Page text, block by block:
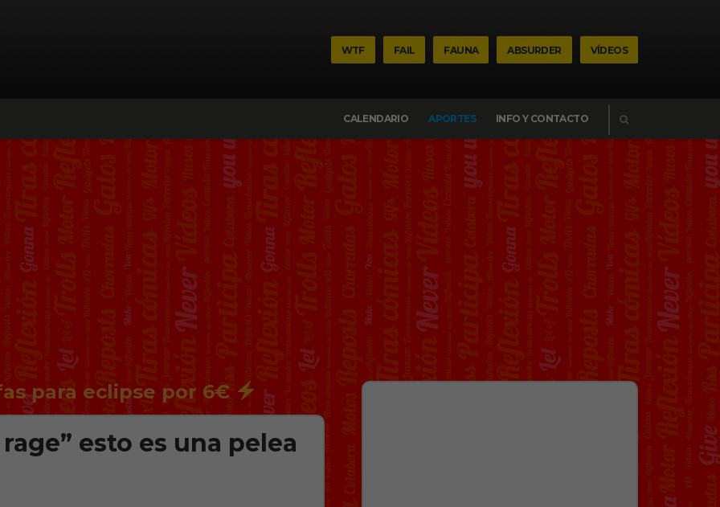
WTF FAIL FAUNA ABSURDER VÍDEOS
BUSCAR
CALENDARIO
APORTES INFO Y CONTACTO
para eclipse por 6€
esto es una pelea